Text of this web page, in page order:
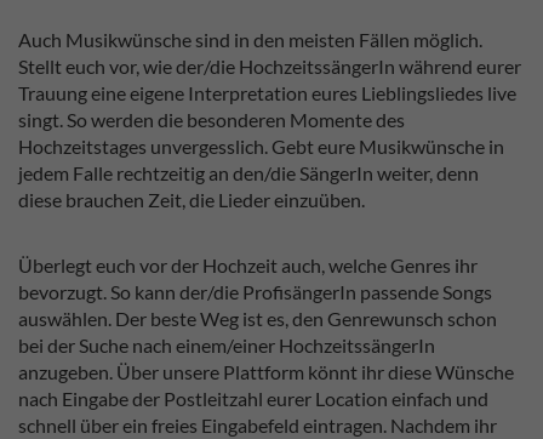
Auch Musikwünsche sind in den meisten Fällen möglich.
Stellt euch vor, wie der/die HochzeitssängerIn während eurer
Trauung eine eigene Interpretation eures Lieblingsliedes live
singt. So werden die besonderen Momente des
Hochzeitstages unvergesslich. Gebt eure Musikwünsche in
jedem Falle rechtzeitig an den/die SängerIn weiter, denn
diese brauchen Zeit, die Lieder einzuüben.
Überlegt euch vor der Hochzeit auch, welche Genres ihr
bevorzugt. So kann der/die ProfisängerIn passende Songs
auswählen. Der beste Weg ist es, den Genrewunsch schon
bei der Suche nach einem/einer HochzeitssängerIn
anzugeben. Über unsere Plattform könnt ihr diese Wünsche
nach Eingabe der Postleitzahl eurer Location einfach und
schnell über ein freies Eingabefeld eintragen. Nachdem ihr